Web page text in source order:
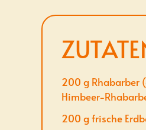
200 g Rhabarber
Himbeer-
200gfrische